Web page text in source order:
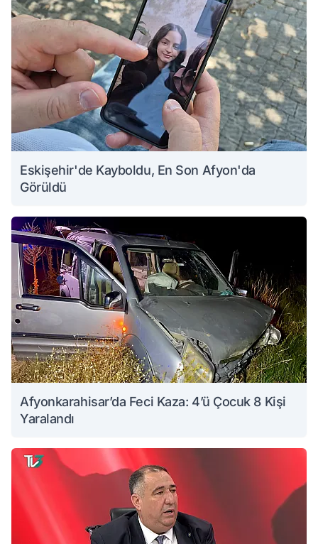
Eskişehir'de Kayboldu, En Son Afyon'da
Görüldü
Afyonkarahisar’da Feci Kaza: 4’ü Çocuk 8 Kişi
Yaralandı